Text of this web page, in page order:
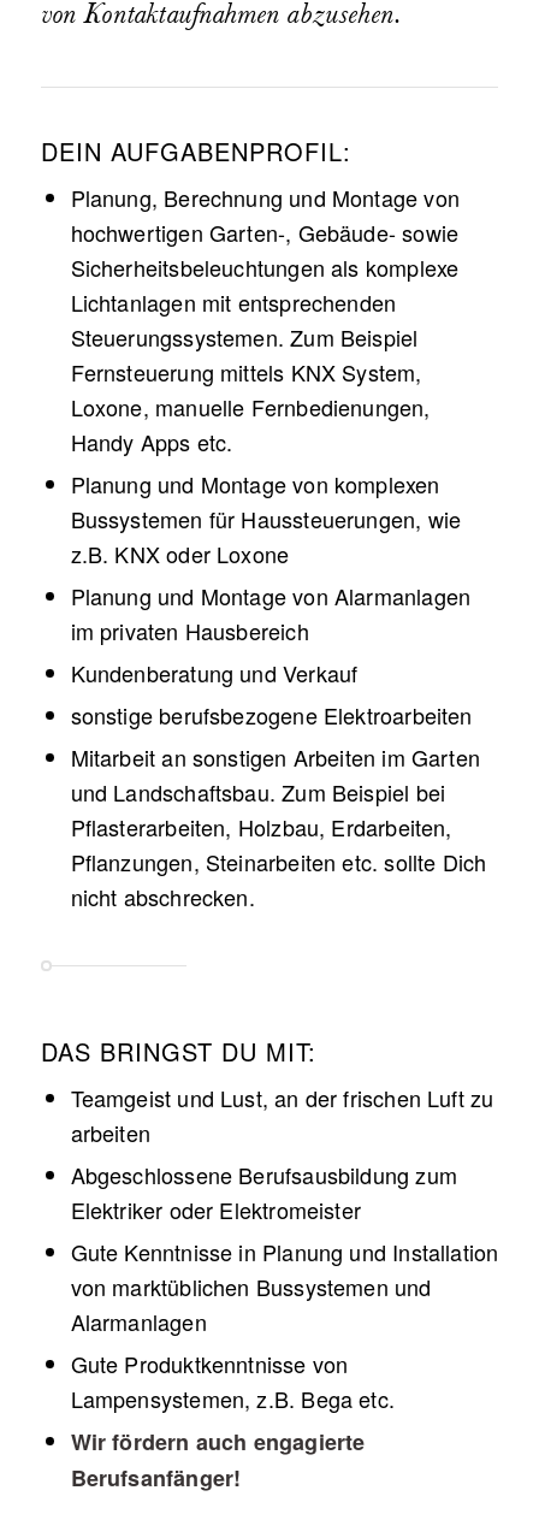
von Kontaktaufnahmen abzusehen.
DEIN AUFGABENPROFIL:
Planung, Berechnung und Montage von
hochwertigen Garten-, Gebäude- sowie
Sicherheitsbeleuchtungen als komplexe
Lichtanlagen mit entsprechenden
Steuerungssystemen. Zum Beispiel
Fernsteuerung mittels KNX System,
Loxone, manuelle Fernbedienungen,
Handy Apps etc.
Planung und Montage von komplexen
Bussystemen für Haussteuerungen, wie
z.B. KNX oder Loxone
Planung und Montage von Alarmanlagen
im privaten Hausbereich
Kundenberatung und Verkauf
sonstige berufsbezogene Elektroarbeiten
Mitarbeit an sonstigen Arbeiten im Garten
und Landschaftsbau. Zum Beispiel bei
Pflasterarbeiten, Holzbau, Erdarbeiten,
Pflanzungen, Steinarbeiten etc. sollte Dich
nicht abschrecken.
DAS BRINGST DU MIT:
Teamgeist und Lust, an der frischen Luft zu
arbeiten
Abgeschlossene Berufsausbildung zum
Elektriker oder Elektromeister
Gute Kenntnisse in Planung und Installation
von marktüblichen Bussystemen und
Alarmanlagen
Gute Produktkenntnisse von
Lampensystemen, z.B. Bega etc.
Wir fördern auch engagierte
Berufsanfänger!